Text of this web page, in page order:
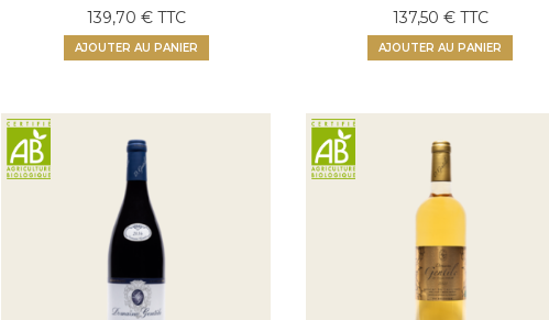
139,70 € TTC
AJOUTER AU PANIER
137,50 € TTC
AJOUTER AU PANIER